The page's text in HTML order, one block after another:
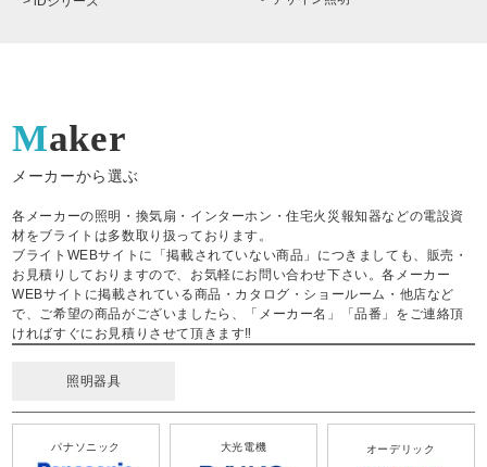
Maker
メーカーから選ぶ
各メーカーの照明・換気扇・インターホン・住宅火災報知器などの電設資
材をブライトは多数取り扱っております。
ブライトWEBサイトに「掲載されていない商品」につきましても、販売・
お見積りしておりますので、お気軽にお問い合わせ下さい。各メーカー
WEBサイトに掲載されている商品・カタログ・ショールーム・他店など
で、ご希望の商品がございましたら、「メーカー名」「品番」をご連絡頂
ければすぐにお見積りさせて頂きます‼
照明器具
パナソニック 大光電機 オーデリック